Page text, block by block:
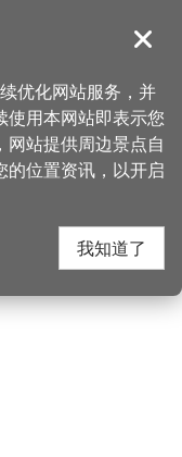
導覽
米线米干
米干 周
关闭
优化网站服务，并
使用本网站即表示您
站提供周边景点自
的位置资讯，以开启
我知道了